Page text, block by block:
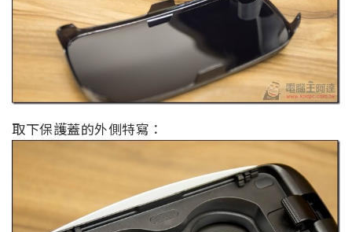
取下保護蓋的外側特寫：